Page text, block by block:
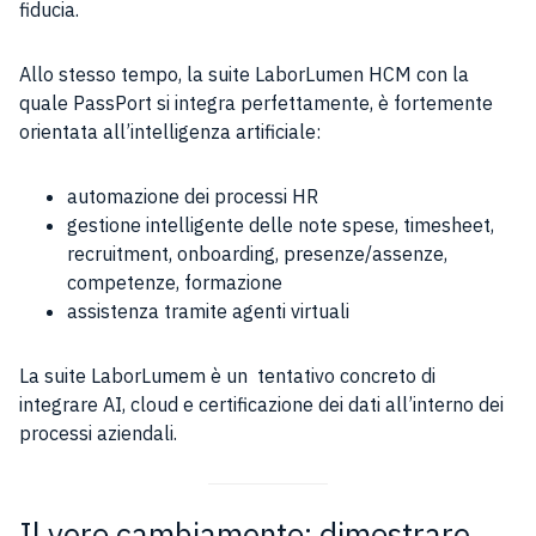
fiducia.
Allo stesso tempo, la suite LaborLumen HCM con la
quale PassPort si integra perfettamente, è fortemente
orientata all’intelligenza artificiale:
automazione dei processi HR
gestione intelligente delle note spese, timesheet,
recruitment, onboarding, presenze/assenze,
competenze, formazione
assistenza tramite agenti virtuali
La suite LaborLumem è un tentativo concreto di
integrare AI, cloud e certificazione dei dati all’interno dei
processi aziendali.